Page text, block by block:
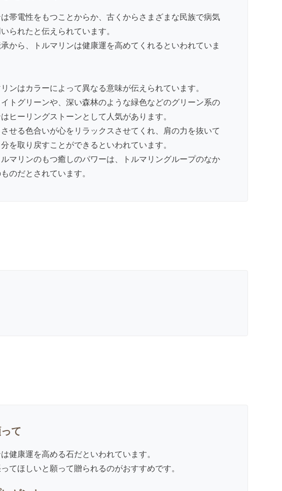
は帯電性をもつことからか、古くからさまざまな民族で病気
られたと伝えられています。
から、トルマリンは健康運を高めてくれるといわれていま
ンはカラーによって異なる意味が伝えられています。
トグリーンや、深い森林のような緑色などのグリーン系の
はヒーリングストーンとして人気があります。
せる色合いが心をリラックスさせてくれ、肩の力を抜いて
を取り戻すことができるといわれています。
マリンのもつ癒しのパワーは、トルマリングループのなか
のだとされています。
て
は健康運を高める石だといわれています。
てほしいと願って贈られるのがおすすめです。